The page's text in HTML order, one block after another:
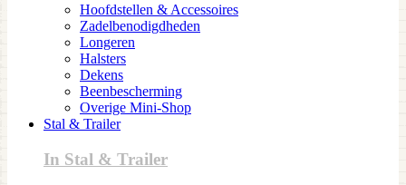
Hoofdstellen & Accessoires
Zadelbenodigdheden
Longeren
Halsters
Dekens
Beenbescherming
Overige Mini-Shop
Stal & Trailer
In Stal & Trailer